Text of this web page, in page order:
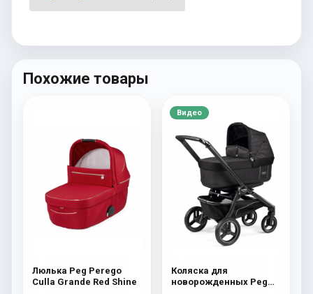
Похожие товары
Люлька Peg Perego
Culla Grande Red Shine
Видео
Коляска для
новорожденных Peg